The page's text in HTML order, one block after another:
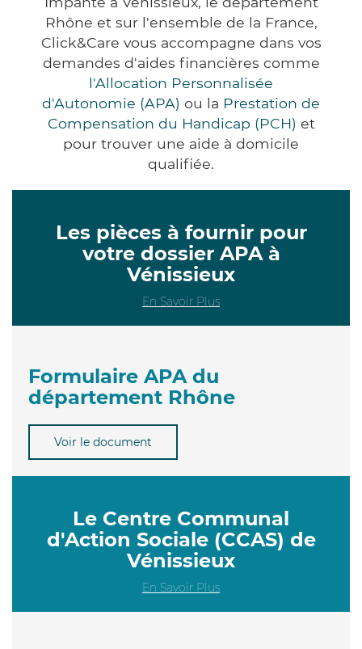
Rhône et sur l'ensemble de la France,
Click&Care vous accompagne dans vos
demandes d'aides financières comme
l'Allocation Personnalisée
d'Autonomie (APA) ou la Prestation de
Compensation du Handicap (PCH) et
pour trouver une aide à domicile
qualifiée.
Les pièces à fournir pour
votre dossier APA à
Vénissieux
En Savoir Plus
Formulaire APA du
département Rhône
Voir le document
Le Centre Communal
d'Action Sociale (CCAS) de
Vénissieux
En Savoir Plus